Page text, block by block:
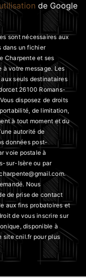
de Google
sont nécessaires aux
dans un fichier
Charpente et ses
votre message. Les
seuls destinataires
26100 Romans-
disposez de droits
de limitation,
à tout moment et du
autorité de
données post-
voie postale à
sur-Isère ou par
Nous
de prise de contact
aux fins probatoires et
de vous inscrire sur
disponible à
site cnil.fr pour plus